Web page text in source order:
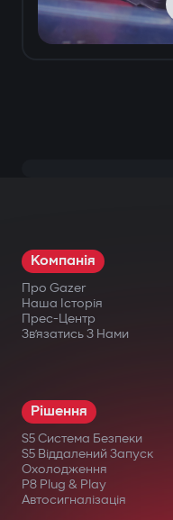
Компанія
Про Gazer
Наша Історія
Прес-Центр
Зв’язатись З Нами
Рішення
S5 Система Безпеки
S5 Віддалений Запуск
Охолодження
P8 Plug & Play
Автосигналізація